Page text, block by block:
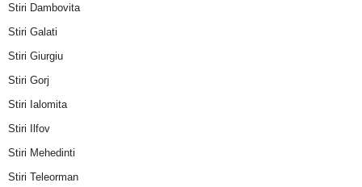
Stiri Dambovita
Stiri Galati
Stiri Giurgiu
Stiri Gorj
Stiri Ialomita
Stiri Ilfov
Stiri Mehedinti
Stiri Teleorman